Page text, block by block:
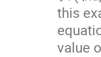
this
value